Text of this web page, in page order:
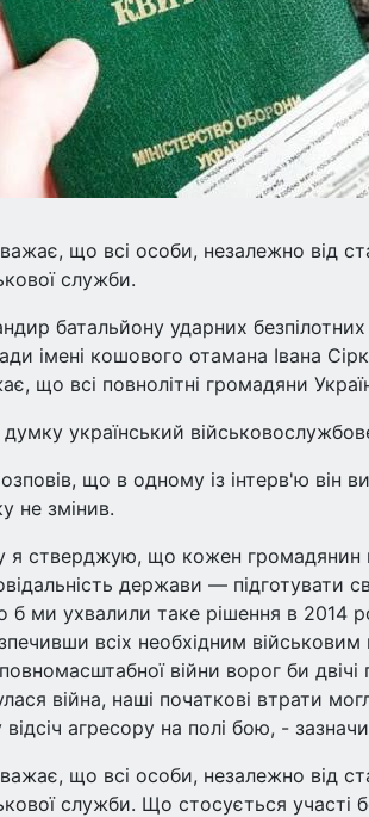
що всі особи, незалежно від
служби.
батальйону ударних
імені кошового отамана Івана
що всі повнолітні громадяни
український
що в одному із інтерв'ю він
не змінив.
я стверджую, що кожен громадянин
держави — підготувати
б ми ухвалили таке рішення в 2014
всіх необхідним
повномасштабної війни ворог би
війна, наші початкові втрати
відсіч агресору на полі бою, -
що всі особи, незалежно від
служби. Що стосується участі